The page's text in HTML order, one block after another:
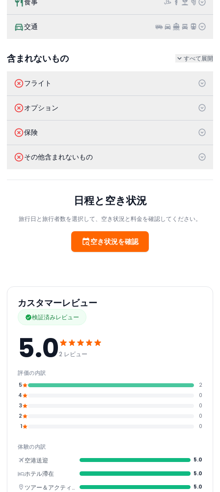
交通
含まれないもの すべて展開
フライト
オプション
保険
その他含まれないもの
日程と空き状況
旅行日と旅行者数を選択して、空き状況と料金を確認してください。
空き状況を確認
カスタマーレビュー
検証済みレビュー
5.02 レビュー
評価の内訳
5
2
4
0
3
0
2
0
1
0
体験の内訳
空港送迎 5.0
ホテル滯在 5.0
ツアー＆アクティビティ 5.0